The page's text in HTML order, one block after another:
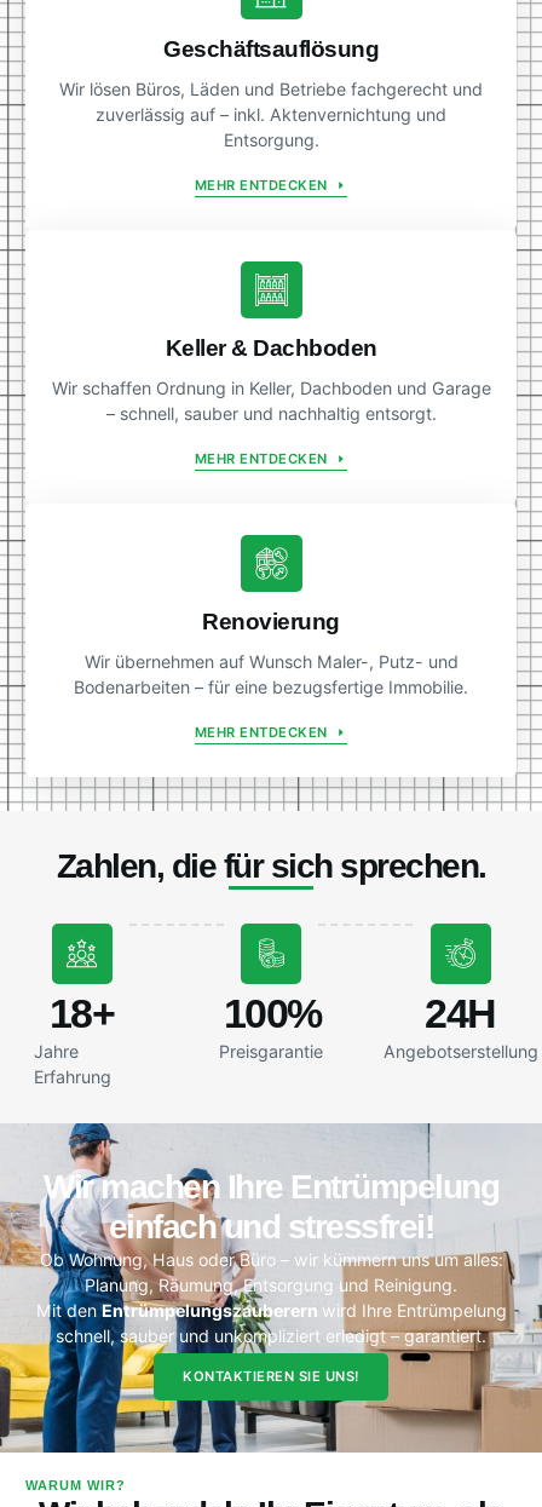
Geschäftsauflösung
Wir lösen Büros, Läden und Betriebe fachgerecht und
zuverlässig auf – inkl. Aktenvernichtung und
Entsorgung.
MEHR ENTDECKEN
Keller & Dachboden
Wir schaffen Ordnung in Keller, Dachboden und Garage
– schnell, sauber und nachhaltig entsorgt.
MEHR ENTDECKEN
Renovierung
Wir übernehmen auf Wunsch Maler-, Putz- und
Bodenarbeiten – für eine bezugsfertige Immobilie.
MEHR ENTDECKEN
Zahlen, die für sich sprechen.
Jahre
Erfahrung
18+
Preisgarantie
100%
Angebotserstellung
24H
Wir machen Ihre Entrümpelung
einfach und stressfrei!
Ob Wohnung, Haus oder Büro – wir kümmern uns um alles:
Planung, Räumung, Entsorgung und Reinigung.
Mit denEntrümpelungszauberern wird Ihre Entrümpelung
schnell, sauber und unkompliziert erledigt – garantiert.
KONTAKTIEREN SIE UNS!
WARUM WIR?